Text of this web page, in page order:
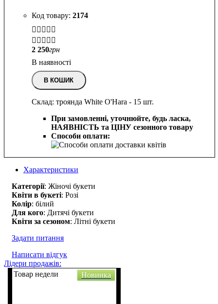
2174


2 250грн
В наявності
В КОШИК
Склад: троянда White O'Hara - 15 шт.
При замовленні, уточнюйте, будь ласка,
НАЯВНІСТЬ та ЦІНУ сезонного товару
Способи оплати:
Характеристики
Категорії: Жіночі букети
Квіти в букеті: Розі
Колір: білий
Для кого: Дитячі букети
Квіти за сезоном: Літні букети
Задати питання
Написати відгук
Лідери продажів:
Новинка
Товар недели